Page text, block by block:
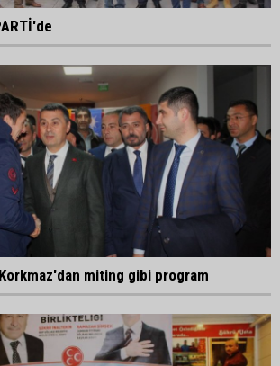
miting gibi program